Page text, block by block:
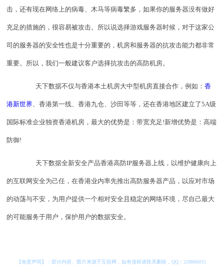
击，还有现在网络上的病毒、木马等病毒繁多，如果你的服务器没有做好
充足的措施的，很容易被攻击。所以说选择游戏服务器时候，对于这家公
司的服务器的安全性也是十分重要的，机房和服务器的抗攻击能力都非常
重要。所以，我们一般建议客户选择抗攻击的高防机房。
天下数据不仅与香港本土机房大中型机房直接合作，例如：香
港新世界 、香港第一线、香港九仓、沙田等等，还在香港地区建立了5A级
国际标准企业独资香港机房，最大的优势是：带宽充足!新增优势是：高端
防御!
天下数据全新安全产品香港高防IP服务器上线，以维护健康向上
的互联网安全为己任，在香港业内率先推出高防服务器产品，以应对市场
的动荡与不安，为用户提供一个相对安全且稳定的网络环境，尽自己最大
的可能服务于用户，保护用户的数据安全。
【免责声明】：部分内容、图片来源于互联网，如有侵权请联系删除，QQ：228866015